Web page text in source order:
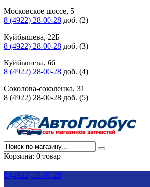
Московское шоссе, 5
8 (4922) 28-00-28 доб. (2)
Куйбышева, 22Б
8 (4922) 28-00-28 доб. (3)
Куйбышева, 66
8 (4922) 28-00-28 доб. (4)
Соколова-соколенка, 31
8 (4922) 28-00-28 доб. (5)
Корзина: 0 товар
8 (4922) 28-00-28